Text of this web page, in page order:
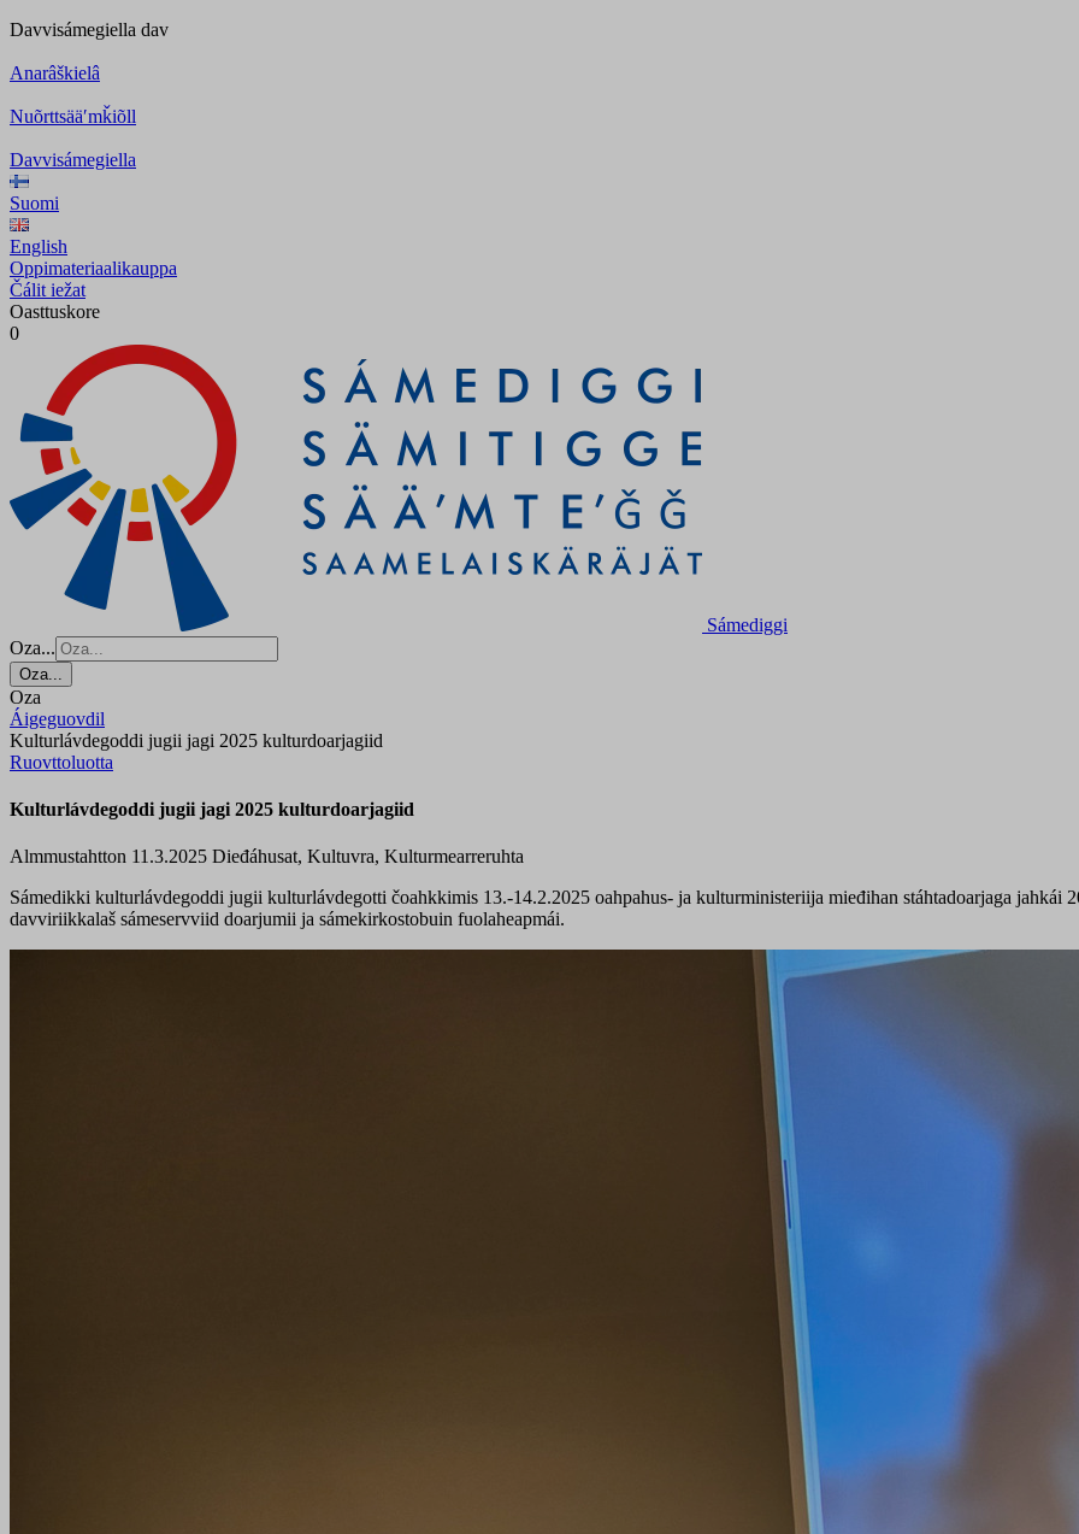
Davvisámegiella dav
Anarâškielâ
Nuõrttsääʹmǩiõll
Davvisámegiella
Suomi
English
Oppimateriaalikauppa
Čálit iežat
Oasttuskore
0
Sámediggi
Oza...
Oza...
Oza
Áigeguovdil
Kulturlávdegoddi jugii jagi 2025 kulturdoarjagiid
Ruovttoluotta
Kulturlávdegoddi jugii jagi 2025 kulturdoarjagiid
Almmustahtton 11.3.2025 Dieđáhusat, Kultuvra, Kulturmearreruhta
Sámedikki kulturlávdegoddi jugii kulturlávdegotti čoahkkimis 13.-14.2.2025 oahpahus- ja kulturministeriija mieđihan stáhtadoarjaga jahkái
davviriikkalaš sámeservviid doarjumii ja sámekirkostobuin fuolaheapmái.